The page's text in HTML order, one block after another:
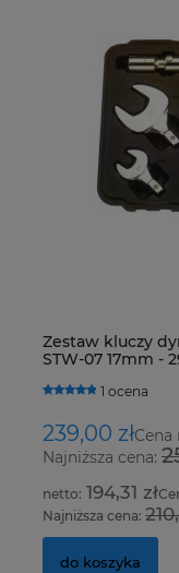
Zestaw kluczy
STW-07 17mm -
1 ocena
239,00 złCena
Najniższa cena:
194,31 zł
Najniższa cena:
do koszyka